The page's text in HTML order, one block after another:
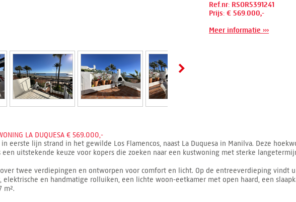
Ref.nr: RSOR5391241
Prijs: € 569.000,-
Meer informatie ›››
LA DUQUESA € 569.000,-
eerste lijn strand in het gewilde Los Flamencos, naast La Duquesa in Manilva. Deze
een uitstekende keuze voor kopers die zoeken naar een kustwoning met sterke
twee verdiepingen en ontworpen voor comfort en licht. Op de entreeverdieping vindt
elektrische en handmatige rolluiken, een lichte woon-eetkamer met open haard, een
m².